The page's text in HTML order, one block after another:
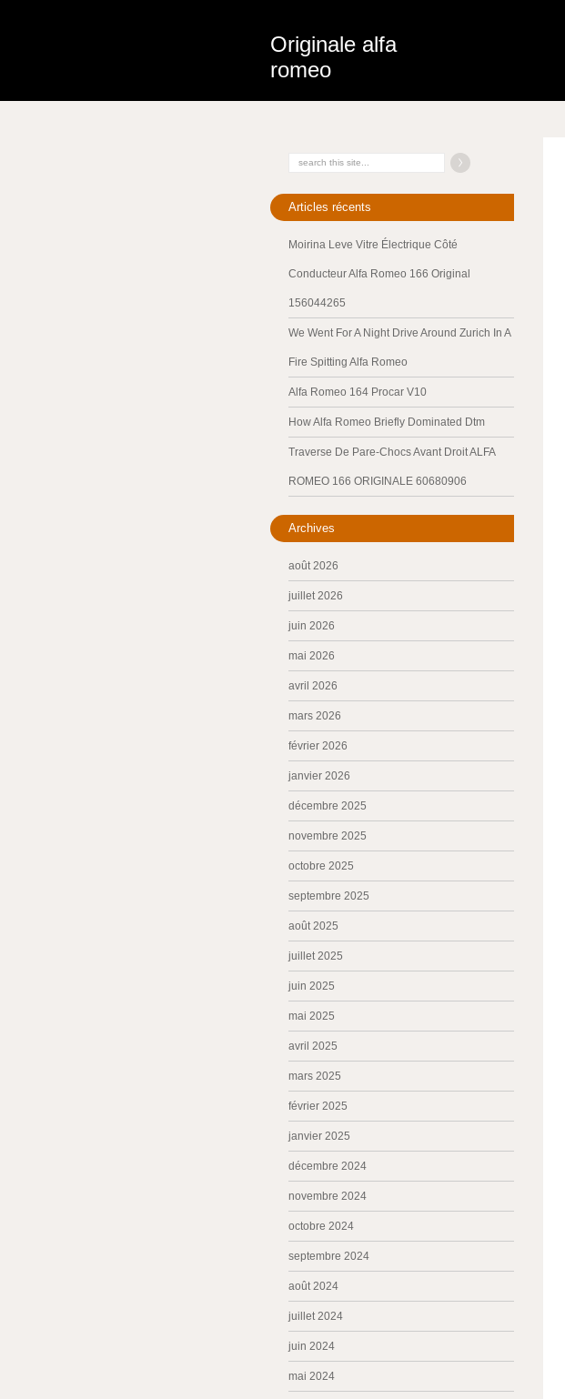
Originale alfa
romeo
Articles récents
Moirina Leve Vitre Électrique Côté
Conducteur Alfa Romeo 166 Original
156044265
We Went For A Night Drive Around Zurich In A
Fire Spitting Alfa Romeo
Alfa Romeo 164 Procar V10
How Alfa Romeo Briefly Dominated Dtm
Traverse De Pare-Chocs Avant Droit ALFA
ROMEO 166 ORIGINALE 60680906
Archives
août 2026
juillet 2026
juin 2026
mai 2026
avril 2026
mars 2026
février 2026
janvier 2026
décembre 2025
novembre 2025
octobre 2025
septembre 2025
août 2025
juillet 2025
juin 2025
mai 2025
avril 2025
mars 2025
février 2025
janvier 2025
décembre 2024
novembre 2024
octobre 2024
septembre 2024
août 2024
juillet 2024
juin 2024
mai 2024